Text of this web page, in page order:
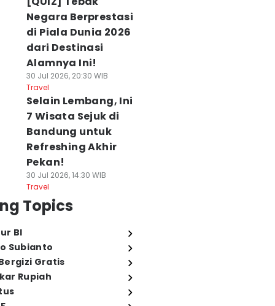
Negara Berprestasi
di Piala Dunia 2026
dari Destinasi
Alamnya Ini!
30 Jul 2026, 20:30 WIB
Travel
Selain Lembang, Ini
7 Wisata Sejuk di
Bandung untuk
Refreshing Akhir
Pekan!
30 Jul 2026, 14:30 WIB
Travel
Topics
BI
Subianto
Gratis
Rupiah